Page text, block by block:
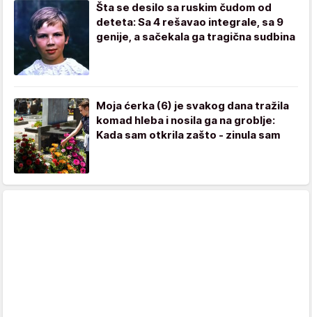
Šta se desilo sa ruskim čudom od
deteta: Sa 4 rešavao integrale, sa 9
genije, a sačekala ga tragična sudbina
Moja ćerka (6) je svakog dana tražila
komad hleba i nosila ga na groblje:
Kada sam otkrila zašto - zinula sam